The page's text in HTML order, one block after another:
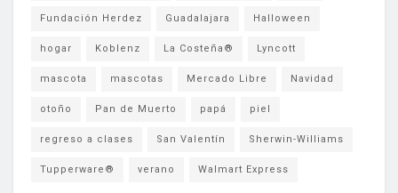
Fundación Herdez Guadalajara Halloween
hogar Koblenz La Costeña® Lyncott
mascota mascotas Mercado Libre Navidad
otoño Pan de Muerto papá piel
regreso a clases San Valentín Sherwin-Williams
Tupperware® verano Walmart Express